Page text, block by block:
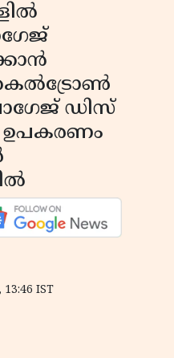
ഡിസ്
ഉപകരണം
13:46 IST